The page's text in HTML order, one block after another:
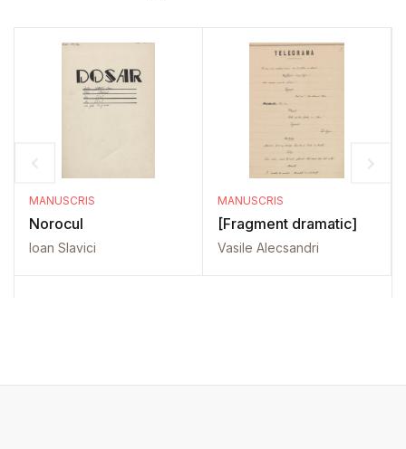
MANUSCRIS
Norocul
Ioan Slavici
MANUSCRIS
[Fragment dramatic]
Vasile Alecsandri